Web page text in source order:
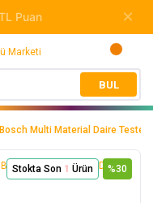
BUL
Bosch Multi Material Daire
Stokta Son 1 Ürün %30